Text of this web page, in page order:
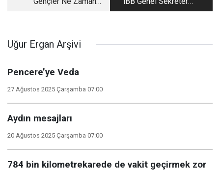
yardımcısı Alpay'ın
Uğur Ergan Arşivi
Pencere’ye Veda
27 Ağustos 2025 Çarşamba 07:00
Aydın mesajları
20 Ağustos 2025 Çarşamba 07:00
784 bin kilometrekarede de vakit geçirmek zor